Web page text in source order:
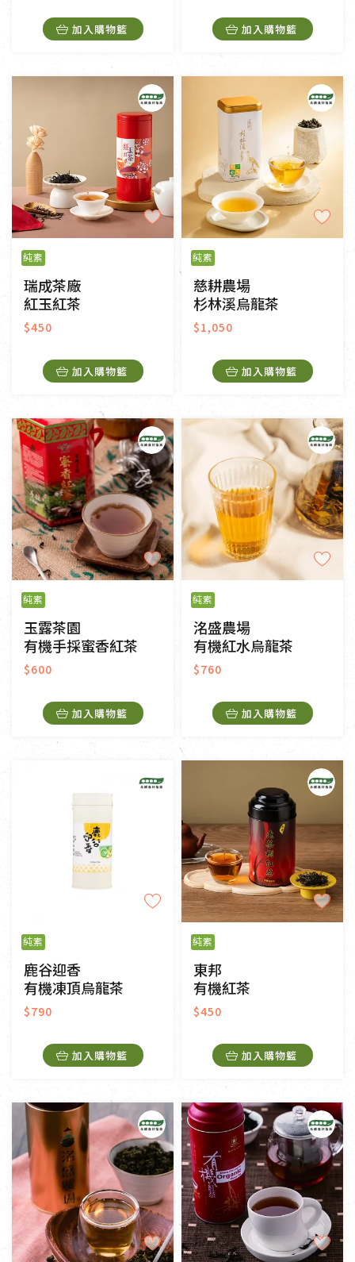
加入購物籃 加入購物籃
純素
瑞成茶廠
紅玉紅茶
$450
加入購物籃
純素
慈耕農場
杉林溪烏龍茶
$1,050
加入購物籃
純素
玉露茶園
有機手採蜜香紅茶
$600
加入購物籃
純素
洺盛農場
有機紅水烏龍茶
$760
加入購物籃
純素
鹿谷迎香
有機凍頂烏龍茶
$790
加入購物籃
純素
東邦
有機紅茶
$450
加入購物籃